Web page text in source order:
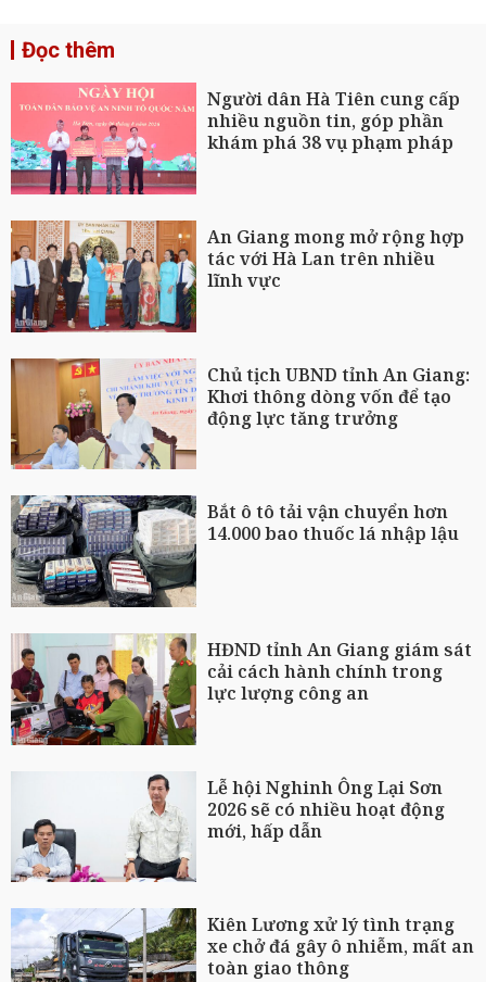
Đọc thêm
Người dân Hà Tiên cung cấp
nhiều nguồn tin, góp phần
khám phá 38 vụ phạm pháp
An Giang mong mở rộng hợp
tác với Hà Lan trên nhiều
lĩnh vực
Chủ tịch UBND tỉnh An Giang:
Khơi thông dòng vốn để tạo
động lực tăng trưởng
Bắt ô tô tải vận chuyển hơn
14.000 bao thuốc lá nhập lậu
HĐND tỉnh An Giang giám sát
cải cách hành chính trong
lực lượng công an
Lễ hội Nghinh Ông Lại Sơn
2026 sẽ có nhiều hoạt động
mới, hấp dẫn
Kiên Lương xử lý tình trạng
xe chở đá gây ô nhiễm, mất an
toàn giao thông